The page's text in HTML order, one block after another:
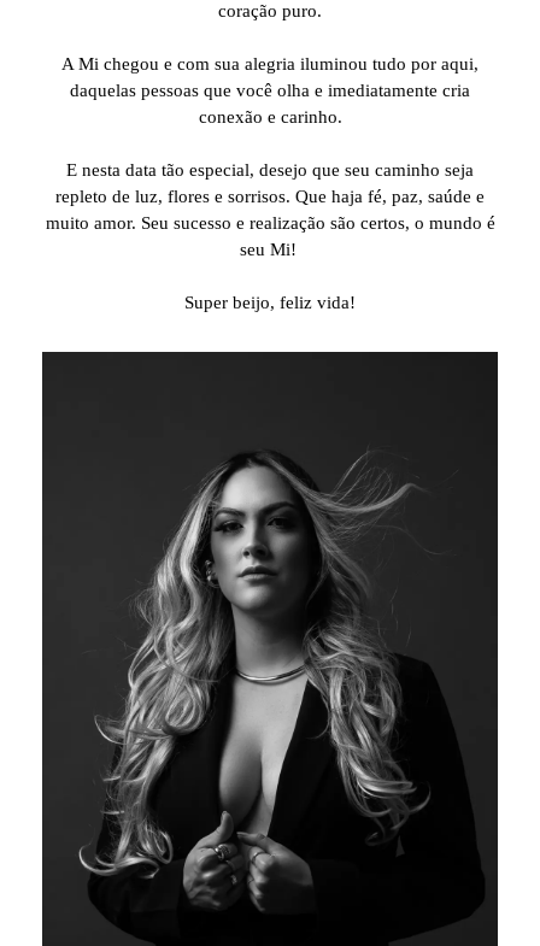
coração puro.
A Mi chegou e com sua alegria iluminou tudo por aqui,
daquelas pessoas que você olha e imediatamente cria
conexão e carinho.
E nesta data tão especial, desejo que seu caminho seja
repleto de luz, flores e sorrisos. Que haja fé, paz, saúde e
muito amor. Seu sucesso e realização são certos, o mundo é
seu Mi!
Super beijo, feliz vida!